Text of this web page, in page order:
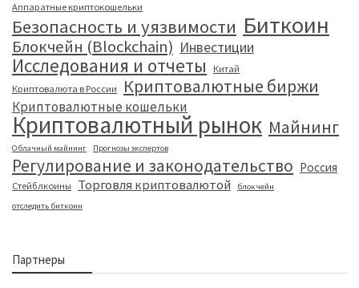
Аппаратные криптокошельки
Безопасность и уязвимости Биткоин
Блокчейн (Blockchain) Инвестиции
Исследования и отчеты
Китай
Криптовалюта в России
Криптовалютные биржи
Криптовалютные кошельки
Криптовалютный рынок Майнинг
Облачный майнинг Прогнозы экспертов
Регулирование и законодательство Россия
Стейблкоины Торговля криптовалютой
блокчейн
отследить биткоин
Партнеры